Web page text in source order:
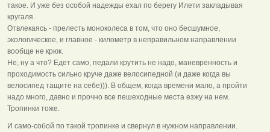
такое. И уже без особой надежды ехал по берегу Илети закладывая
кругаля.
Отвлекаясь - прелесть моноколеса в том, что оно бесшумное,
экологическое, и главное - километр в неправильном направлении
вообще не крюк.
Не, ну а что? Едет само, педали крутить не надо, маневренность и
проходимость сильно круче даже велосипедной (и даже когда вы
велосипед тащите на себе))). В общем, когда времени мало, а пройти
надо много, давно и прочно все пешеходные места езжу на нем.
Тропинки тоже.
И само-собой по такой тропинке и свернул в нужном направлении.